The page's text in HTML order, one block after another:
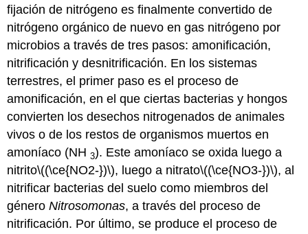
fijación de nitrógeno es finalmente convertido de
nitrógeno orgánico de nuevo en gas nitrógeno por
microbios a través de tres pasos: amonificación,
nitrificación y desnitrificación. En los sistemas
terrestres, el primer paso es el proceso de
amonificación, en el que ciertas bacterias y hongos
convierten los desechos nitrogenados de animales
vivos o de los restos de organismos muertos en
amoníaco (NH3). Este amoníaco se oxida luego a
nitrito\((\ce{NO2-})\), luego a nitrato\((\ce{NO3-})\), al
nitrificar bacterias del suelo como miembros del
géneroNitrosomonas, a través del proceso de
nitrificación. Por último, se produce el proceso de